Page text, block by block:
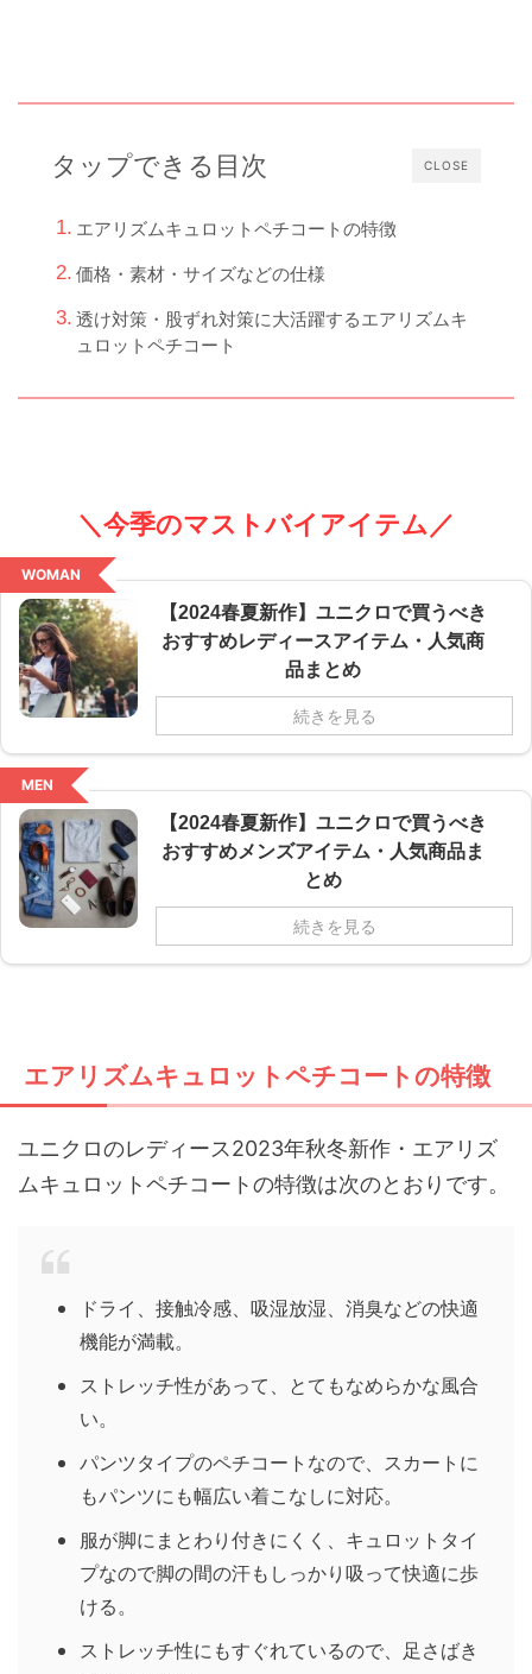
CLOSE
タップできる目次
エアリズムキュロットペチコートの特徴
価格・素材・サイズなどの仕様
透け対策・股ずれ対策に大活躍するエアリズムキ
ュロットペチコート
＼今季のマストバイアイテム／
WOMAN
【2024春夏新作】ユニクロで買うべき
おすすめレディースアイテム・人気商
品まとめ
続きを見る
MEN
【2024春夏新作】ユニクロで買うべき
おすすめメンズアイテム・人気商品ま
とめ
続きを見る
エアリズムキュロットペチコートの特徴
ユニクロのレディース2023年秋冬新作・エアリズ
ムキュロットペチコートの特徴は次のとおりです。
ドライ、接触冷感、吸湿放湿、消臭などの快適
機能が満載。
ストレッチ性があって、とてもなめらかな風合
い。
パンツタイプのペチコートなので、スカートに
もパンツにも幅広い着こなしに対応。
服が脚にまとわり付きにくく、キュロットタイ
プなので脚の間の汗もしっかり吸って快適に歩
ける。
ストレッチ性にもすぐれているので、足さばき